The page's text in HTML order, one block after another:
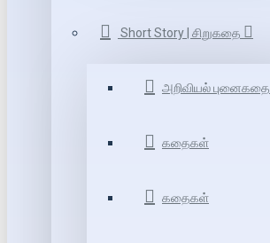
Short Story | சிறுகதை
அறிவியல் புனைகதை
கதைகள்
கதைகள்